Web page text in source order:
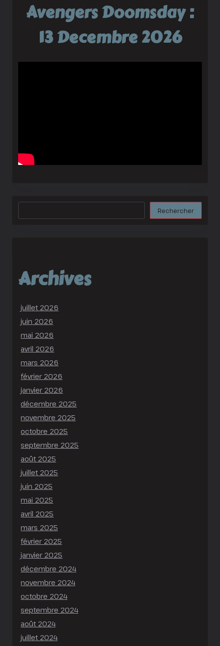
Avengers Doomsday :
13 Decembre 2026
Rechercher Rechercher
Archives
juillet 2026
juin 2026
mai 2026
avril 2026
mars 2026
février 2026
janvier 2026
décembre 2025
novembre 2025
octobre 2025
septembre 2025
août 2025
juillet 2025
juin 2025
mai 2025
avril 2025
mars 2025
février 2025
janvier 2025
décembre 2024
novembre 2024
octobre 2024
septembre 2024
août 2024
juillet 2024